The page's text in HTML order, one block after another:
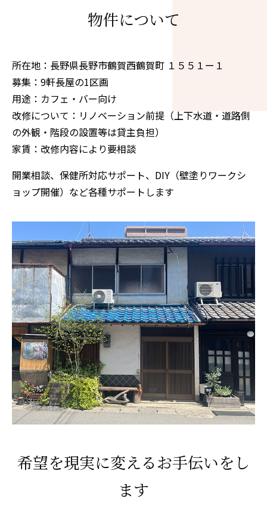
物件について
所在地：長野県長野市鶴賀西鶴賀町 １５５１ー１
募集：9軒長屋の1区画
用途：カフェ・バー向け
改修について：リノベーション前提（上下水道・道路側
の外観・階段の設置等は貸主負担）
家賃：改修内容により要相談
開業相談、保健所対応サポート、DIY（壁塗りワークシ
ョップ開催）など各種サポートします
希望を現実に変えるお手伝いをし
ます